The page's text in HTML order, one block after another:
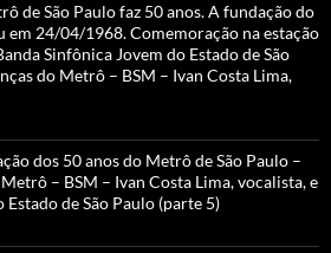
de São Paulo faz 50 anos. A fundação do
em 24/04/1968. Comemoração na estação
Sinfônica Jovem do Estado de São
do Metrô – BSM – Ivan Costa Lima,
dos 50 anos do Metrô de São Paulo –
– BSM – Ivan Costa Lima, vocalista, e
de São Paulo (parte 5)